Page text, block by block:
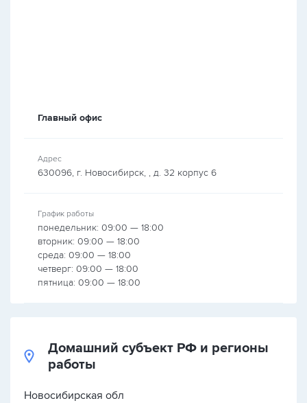
Главный офис
Адрес
630096, г. Новосибирск, , д. 32 корпус 6
График работы
понедельник: 09:00 — 18:00
вторник: 09:00 — 18:00
среда: 09:00 — 18:00
четверг: 09:00 — 18:00
пятница: 09:00 — 18:00
Домашний субъект РФ и регионы
работы
Новосибирская обл